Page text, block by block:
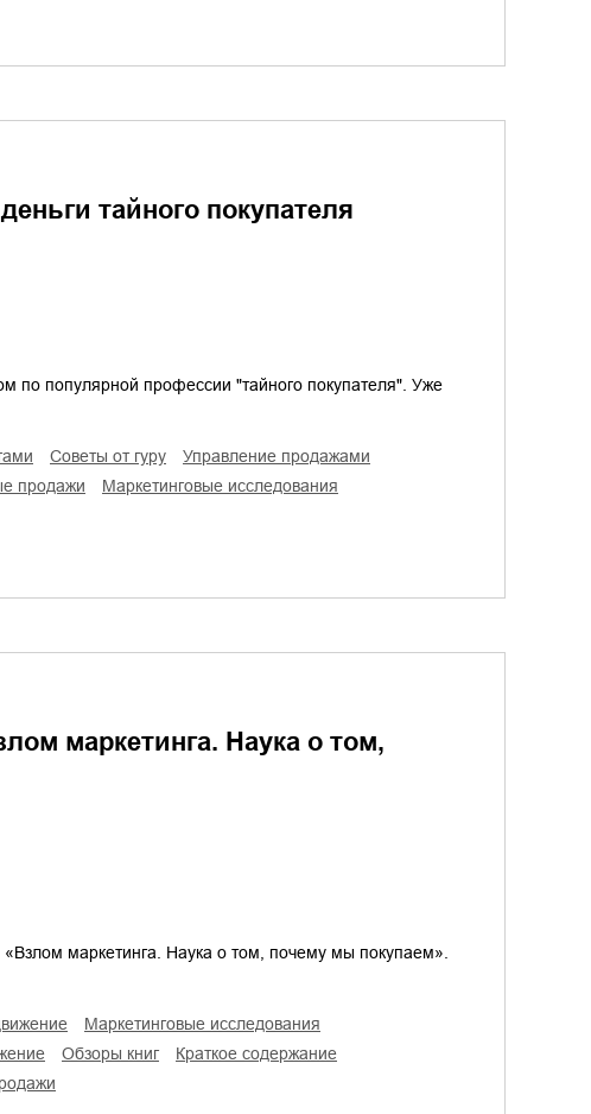
тайного покупателя
по популярной профессии "тайного покупателя". Уже
советы от гуру
управление продажами
продажи
маркетинговые исследования
маркетинга. Наука о том,
«Взлом маркетинга. Наука о том, почему мы покупаем».
маркетинговые исследования
обзоры книг
краткое содержание